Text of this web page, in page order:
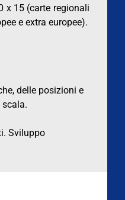
x 15 (carte regionali
e extra europee).
delle posizioni e
Sviluppo